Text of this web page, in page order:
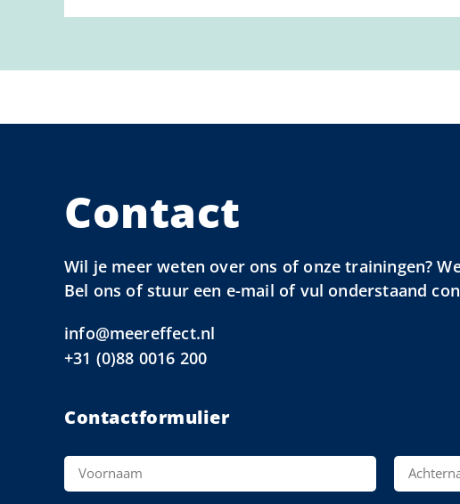
Contact
Wil je meer weten over ons of onze trainingen?
Bel ons of stuur een e-mail of vul onderstaand
info@meereffect.nl
+31 (0)88 0016 200
Contactformulier